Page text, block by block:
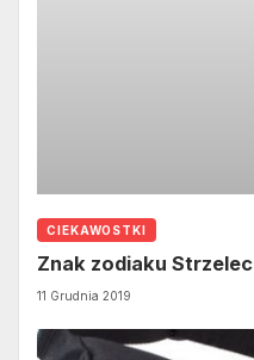
CIEKAWOSTKI
Znak zodiaku Strzelec
11 Grudnia 2019